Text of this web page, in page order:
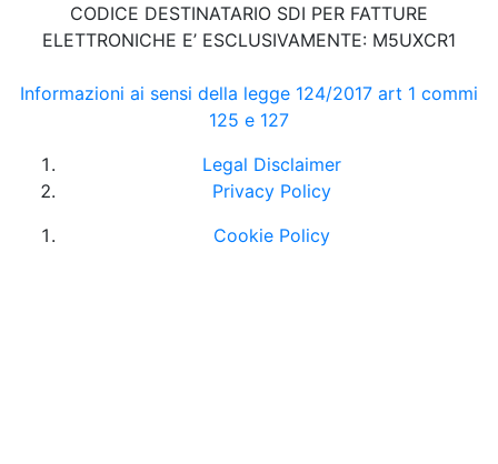
CODICE DESTINATARIO SDI PER FATTURE
ELETTRONICHE E’ ESCLUSIVAMENTE: M5UXCR1
Informazioni ai sensi della legge 124/2017 art 1 commi
125 e 127
Legal Disclaimer
Privacy Policy
Cookie Policy